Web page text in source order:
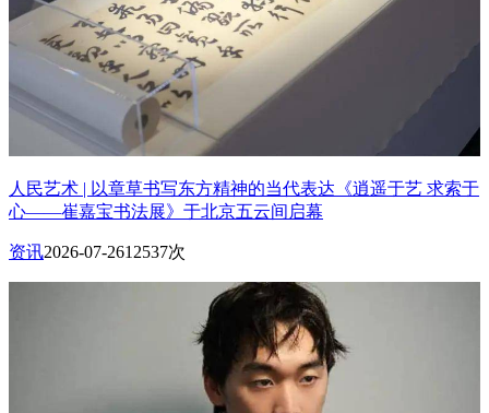
人民艺术 | 以章草书写东方精神的当代表达《逍遥于艺 求索于
心——崔嘉宝书法展》于北京五云间启幕
资讯2026-07-2612537次